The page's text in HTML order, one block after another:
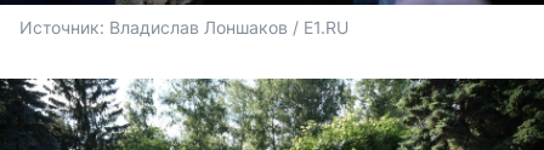
Источник: Владислав Лоншаков / E1.RU